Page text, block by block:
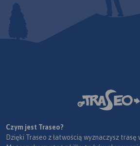
Czym jest Traseo?
Dzięki Traseo z łatwością wyznaczysz trasę